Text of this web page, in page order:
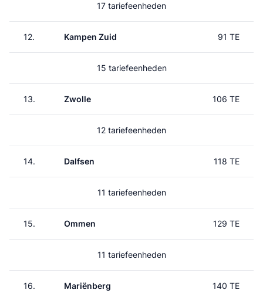
17 tariefeenheden
12. Kampen Zuid 91 TE
15 tariefeenheden
13. Zwolle 106 TE
12 tariefeenheden
14. Dalfsen 118 TE
11 tariefeenheden
15. Ommen 129 TE
11 tariefeenheden
16. Mariënberg 140 TE